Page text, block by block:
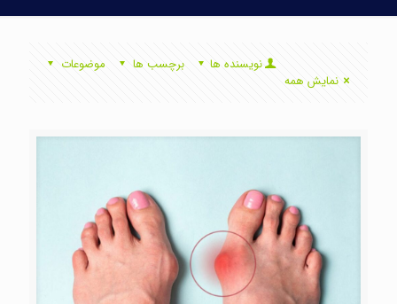
موضوعات برچسب ها
نویسنده ها
نمایش همه